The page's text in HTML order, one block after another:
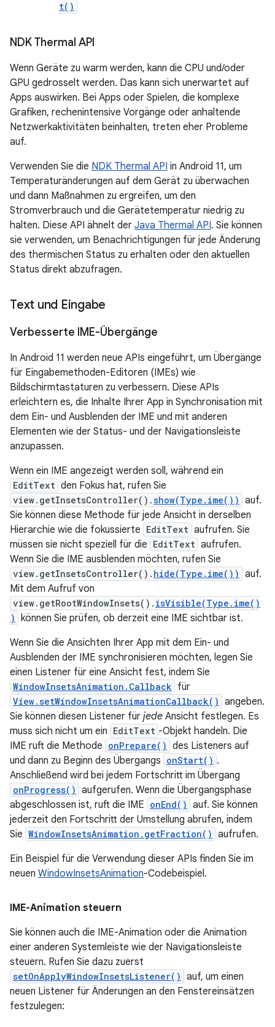
t()
NDK Thermal API
Wenn Geräte zu warm werden, kann die CPU und/oder
GPU gedrosselt werden. Das kann sich unerwartet auf
Apps auswirken. Bei Apps oder Spielen, die komplexe
Grafiken, rechenintensive Vorgänge oder anhaltende
Netzwerkaktivitäten beinhalten, treten eher Probleme
auf.
Verwenden Sie die NDK Thermal API in Android 11, um
Temperaturänderungen auf dem Gerät zu überwachen
und dann Maßnahmen zu ergreifen, um den
Stromverbrauch und die Gerätetemperatur niedrig zu
halten. Diese API ähnelt der Java Thermal API. Sie können
sie verwenden, um Benachrichtigungen für jede Änderung
des thermischen Status zu erhalten oder den aktuellen
Status direkt abzufragen.
Text und Eingabe
Verbesserte IME-Übergänge
In Android 11 werden neue APIs eingeführt, um Übergänge
für Eingabemethoden-Editoren (IMEs) wie
Bildschirmtastaturen zu verbessern. Diese APIs
erleichtern es, die Inhalte Ihrer App in Synchronisation mit
dem Ein- und Ausblenden der IME und mit anderen
Elementen wie der Status- und der Navigationsleiste
anzupassen.
Wenn ein IME angezeigt werden soll, während ein
EditText den Fokus hat, rufen Sie
view.getInsetsController().show(Type.ime()) auf.
Sie können diese Methode für jede Ansicht in derselben
Hierarchie wie die fokussierte EditText aufrufen. Sie
müssen sie nicht speziell für die EditText aufrufen.
Wenn Sie die IME ausblenden möchten, rufen Sie
view.getInsetsController(). hide(Type.ime()) auf.
Mit dem Aufruf von
view.getRootWindowInsets(). isVisible(Type.ime()
) können Sie prüfen, ob derzeit eine IME sichtbar ist.
Wenn Sie die Ansichten Ihrer App mit dem Ein- und
Ausblenden der IME synchronisieren möchten, legen Sie
einen Listener für eine Ansicht fest, indem Sie
WindowInsetsAnimation.Callback für
View.setWindowInsetsAnimationCallback() angeben.
Sie können diesen Listener für jede Ansicht festlegen. Es
muss sich nicht um ein EditText -Objekt handeln. Die
IME ruft die Methode onPrepare() des Listeners auf
und dann zu Beginn des Übergangs onStart() .
Anschließend wird bei jedem Fortschritt im Übergang
onProgress() aufgerufen. Wenn die Übergangsphase
abgeschlossen ist, ruft die IME onEnd() auf. Sie können
jederzeit den Fortschritt der Umstellung abrufen, indem
Sie WindowInsetsAnimation.getFraction() aufrufen.
Ein Beispiel für die Verwendung dieser APIs finden Sie im
neuen WindowInsetsAnimation-Codebeispiel.
IME-Animation steuern
Sie können auch die IME-Animation oder die Animation
einer anderen Systemleiste wie der Navigationsleiste
steuern. Rufen Sie dazu zuerst
setOnApplyWindowInsetsListener() auf, um einen
neuen Listener für Änderungen an den Fenstereinsätzen
festzulegen: